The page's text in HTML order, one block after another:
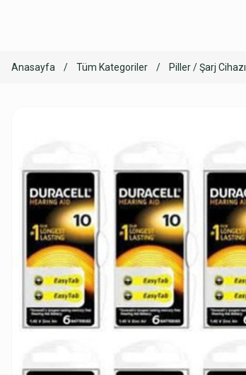
Anasayfa Tüm Kategoriler Piller / Şarj Cihazı